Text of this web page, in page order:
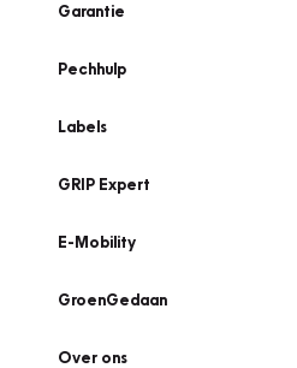
Garantie
Pechhulp
Labels
GRIP Expert
E-Mobility
GroenGedaan
Over ons